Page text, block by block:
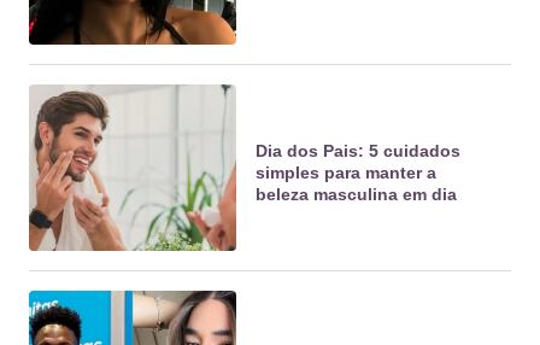
Dia dos Pais: 5 cuidados
simples para manter a
beleza masculina em dia